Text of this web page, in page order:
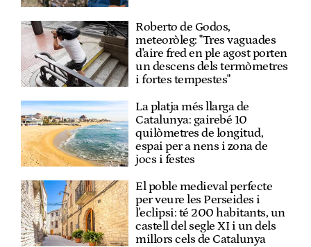
Roberto de Godos,
meteoròleg: "Tres vaguades
d'aire fred en ple agost porten
un descens dels termòmetres
i fortes tempestes"
La platja més llarga de
Catalunya: gairebé 10
quilòmetres de longitud,
espai per a nens i zona de
jocs i festes
El poble medieval perfecte
per veure les Perseides i
l'eclipsi: té 200 habitants, un
castell del segle XI i un dels
millors cels de Catalunya